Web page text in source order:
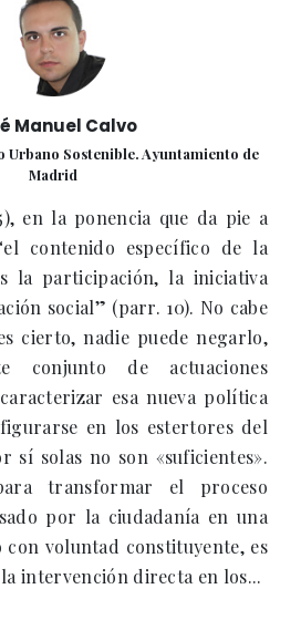
Manuel Calvo
Urbano Sostenible. Ayuntamiento de
Madrid
en la ponencia que da pie a
contenido específico de la
la participación, la iniciativa
social” (parr. 10). No cabe
cierto, nadie puede negarlo,
conjunto de actuaciones
esa nueva política
en los estertores del
sí solas no son «suficientes».
transformar el proceso
por la ciudadanía en una
con voluntad constituyente, es
intervención directa en los...